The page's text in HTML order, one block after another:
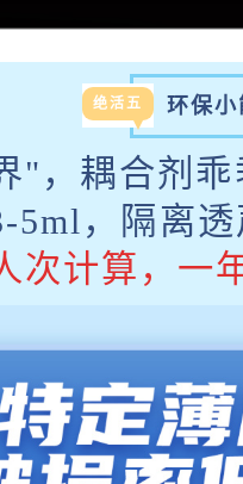
绝活五 环保
，耦合剂乖
5ml，隔离
次计算，一